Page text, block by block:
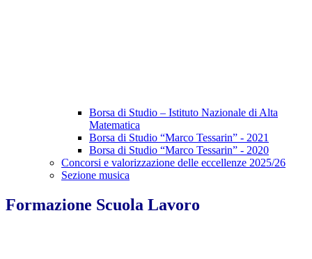
Borsa di Studio – Istituto Nazionale di Alta
Matematica
Borsa di Studio “Marco Tessarin” - 2021
Borsa di Studio “Marco Tessarin” - 2020
Concorsi e valorizzazione delle eccellenze 2025/26
Sezione musica
Formazione Scuola Lavoro